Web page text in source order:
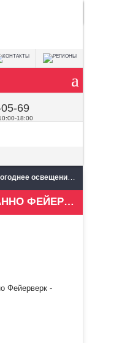
69
18:00
освещение »
СВЕТОДИОДНОЕ ПАННО ФЕЙЕРВЕРК - ЗВЕЗДОПАД РАЗМЕР 200Х80 СМ